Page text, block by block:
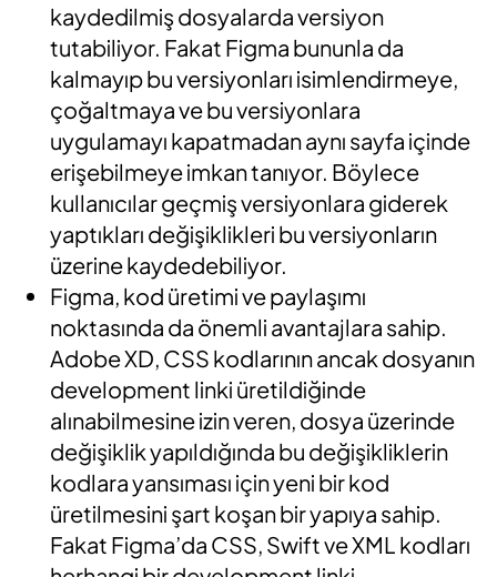
kaydedilmiş dosyalarda versiyon
tutabiliyor. Fakat Figma bununla da
kalmayıp bu versiyonları isimlendirmeye,
çoğaltmaya ve bu versiyonlara
uygulamayı kapatmadan aynı sayfa içinde
erişebilmeye imkan tanıyor. Böylece
kullanıcılar geçmiş versiyonlara giderek
yaptıkları değişiklikleri bu versiyonların
üzerine kaydedebiliyor.
Figma, kod üretimi ve paylaşımı
noktasında da önemli avantajlara sahip.
Adobe XD, CSS kodlarının ancak dosyanın
development linki üretildiğinde
alınabilmesine izin veren, dosya üzerinde
değişiklik yapıldığında bu değişikliklerin
kodlara yansıması için yeni bir kod
üretilmesini şart koşan bir yapıya sahip.
Fakat Figma’da CSS, Swift ve XML kodları